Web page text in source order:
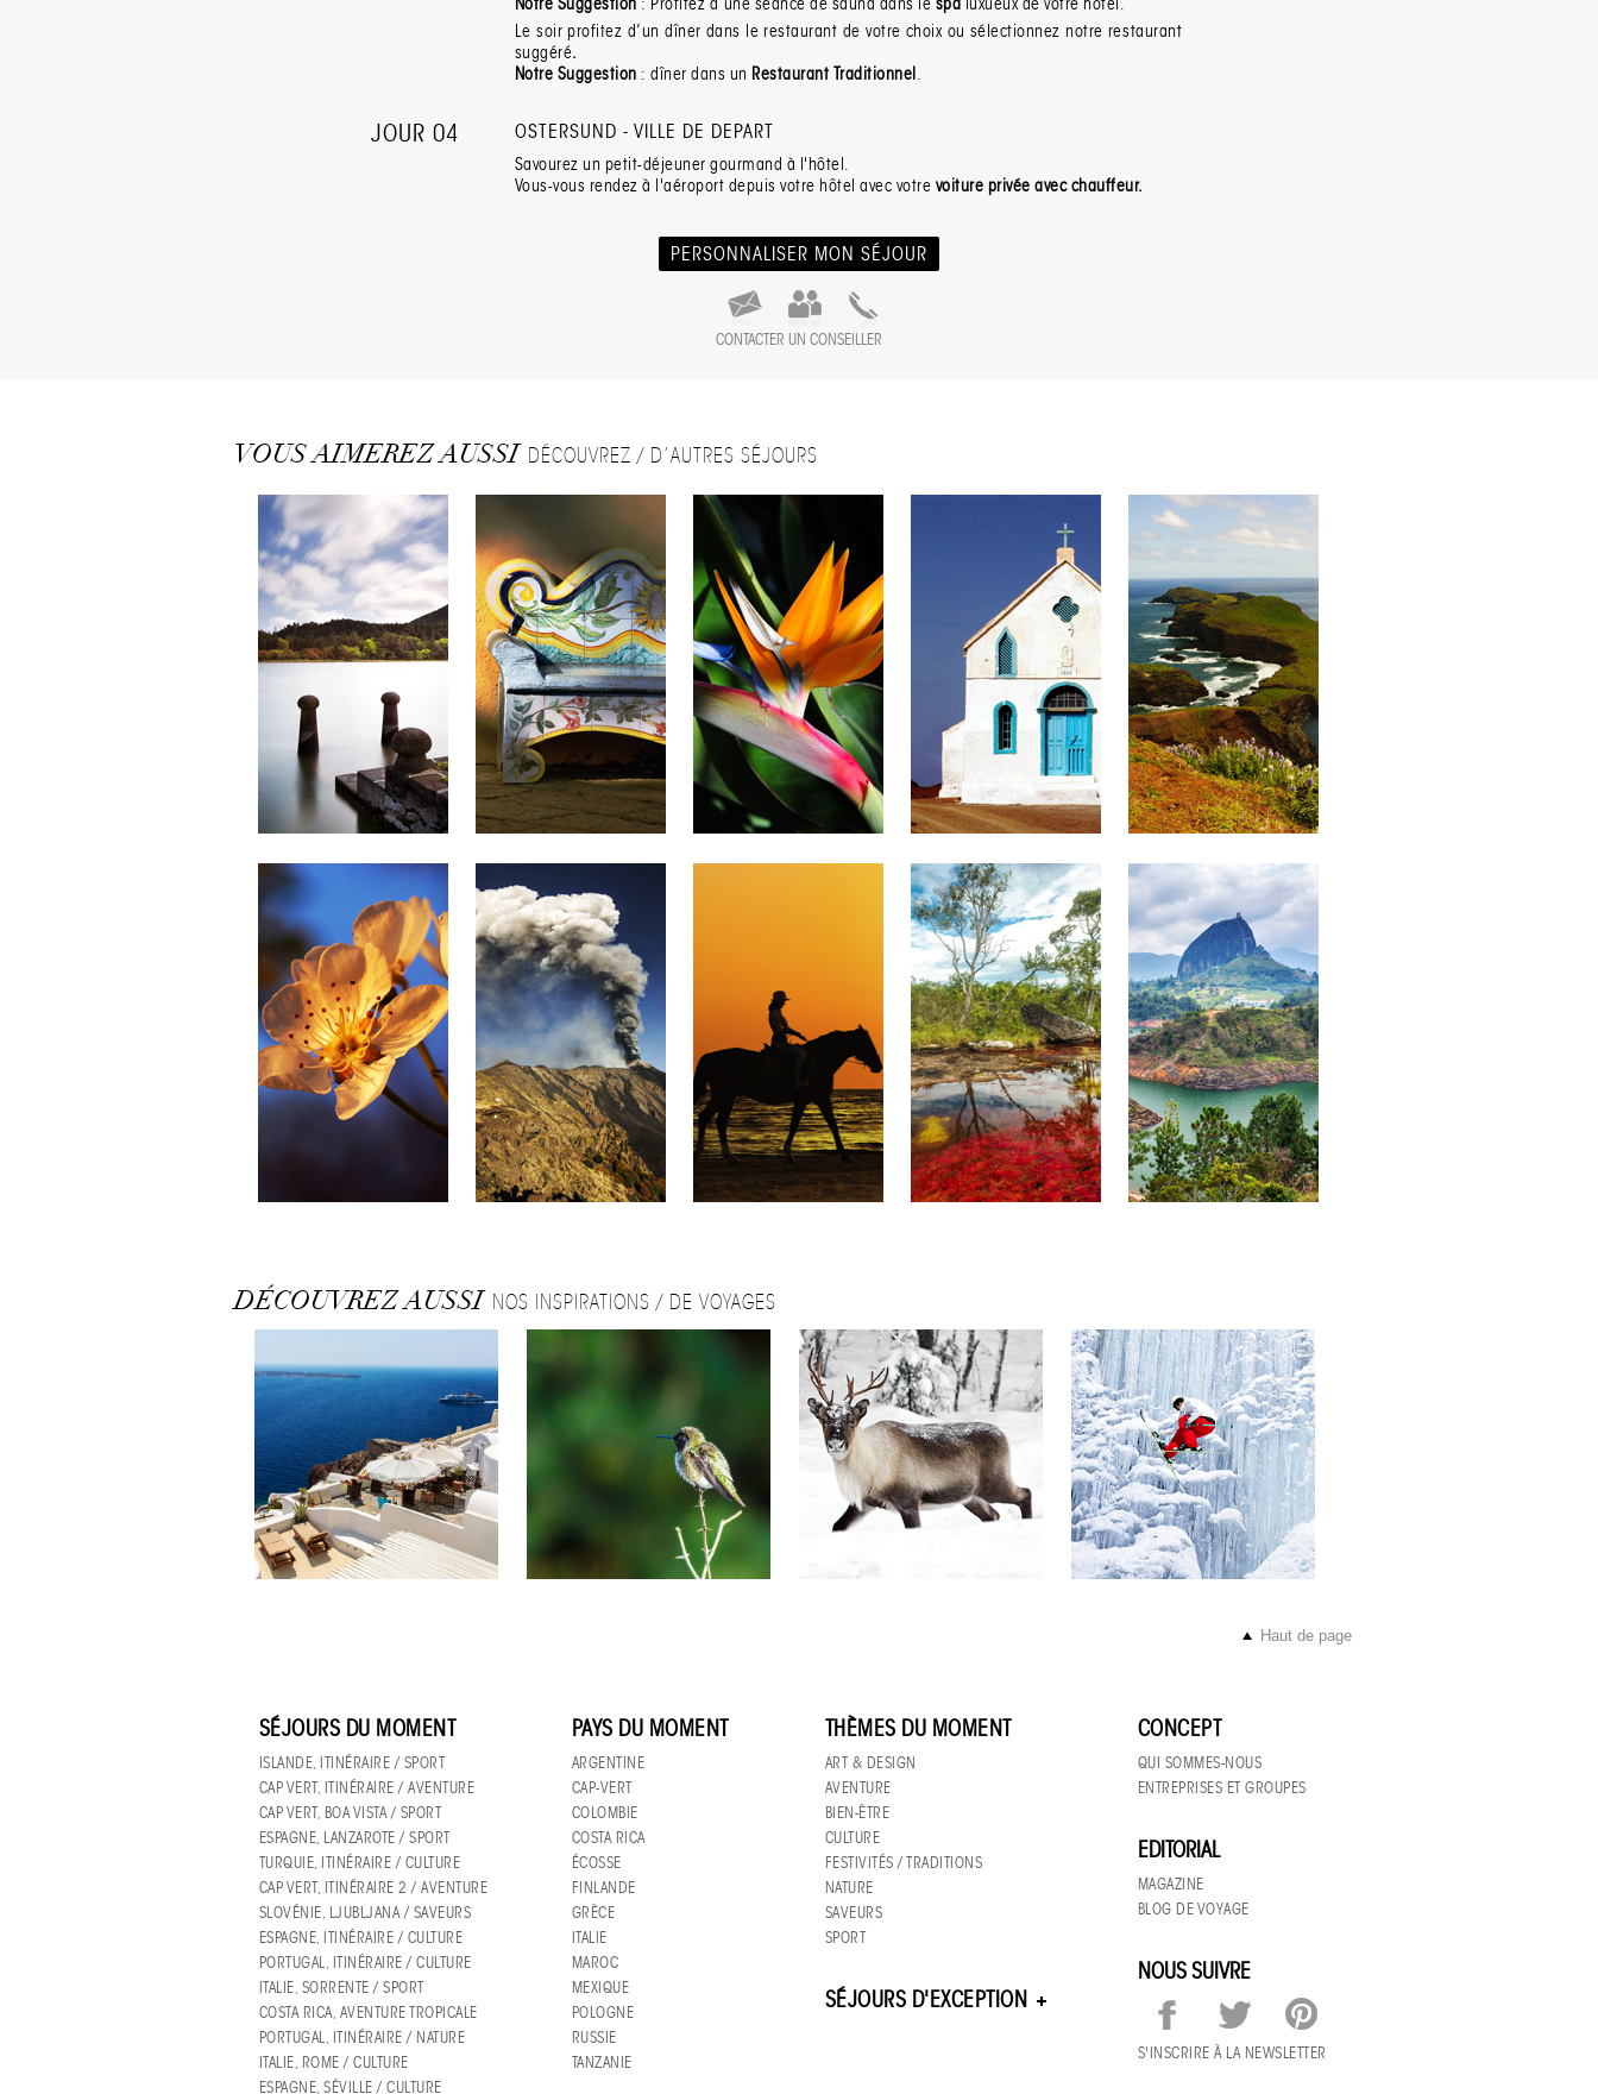
Notre Suggestion : Profitez d’une séance de sauna dans le spa luxueux de votre hôtel.
Le soir profitez d’un dîner dans le restaurant de votre choix ou sélectionnez notre restaurant
suggéré.
Notre Suggestion : dîner dans un Restaurant Traditionnel .
JOUR 04 OSTERSUND - VILLE DE DEPART
Savourez un petit-déjeuner gourmand à l'hôtel.
Vous-vous rendez à l'aéroport depuis votre hôtel avec votre voiture privée avec chauffeur.
PERSONNALISER MON SÉJOUR
CONTACTER UN CONSEILLER
VOUS AIMEREZ AUSSI DÉCOUVREZ / D’AUTRES SÉJOURS
DÉCOUVREZ AUSSI NOS INSPIRATIONS / DE VOYAGES
Haut de page
SÉJOURS DU MOMENT
ISLANDE, ITINÉRAIRE / SPORT
CAP VERT, ITINÉRAIRE / AVENTURE
CAP VERT, BOA VISTA / SPORT
ESPAGNE, LANZAROTE / SPORT
TURQUIE, ITINÉRAIRE / CULTURE
CAP VERT, ITINÉRAIRE 2 / AVENTURE
SLOVÉNIE, LJUBLJANA / SAVEURS
ESPAGNE, ITINÉRAIRE / CULTURE
PORTUGAL, ITINÉRAIRE / CULTURE
ITALIE, SORRENTE / SPORT
COSTA RICA, AVENTURE TROPICALE
PORTUGAL, ITINÉRAIRE / NATURE
ITALIE, ROME / CULTURE
ESPAGNE, SÉVILLE / CULTURE
PAYS DU MOMENT
ARGENTINE
CAP-VERT
COLOMBIE
COSTA RICA
ÉCOSSE
FINLANDE
GRÈCE
ITALIE
MAROC
MEXIQUE
POLOGNE
RUSSIE
TANZANIE
THÈMES DU MOMENT
ART & DESIGN
AVENTURE
BIEN-ÊTRE
CULTURE
FESTIVITÉS / TRADITIONS
NATURE
SAVEURS
SPORT
SÉJOURS D'EXCEPTION
CONCEPT
QUI SOMMES-NOUS
ENTREPRISES ET GROUPES
EDITORIAL
MAGAZINE
BLOG DE VOYAGE
NOUS SUIVRE
S'INSCRIRE À LA NEWSLETTER